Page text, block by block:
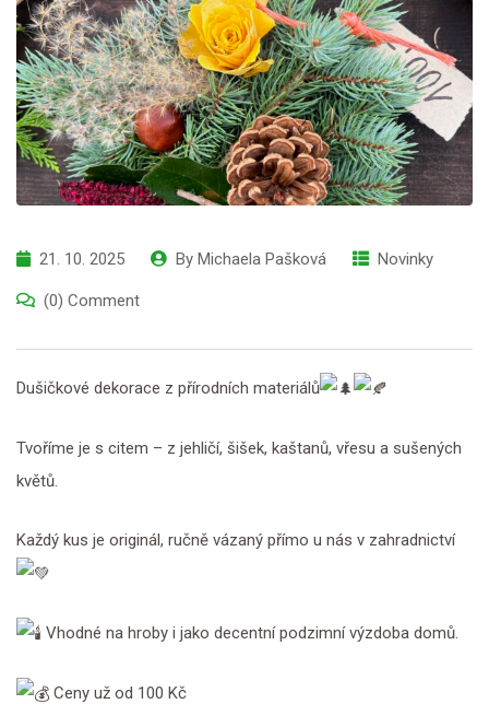
21. 10. 2025 By Michaela Pašková Novinky
(0) Comment
Dušičkové dekorace z přírodních materiálů
Tvoříme je s citem – z jehličí, šišek, kaštanů, vřesu a sušených
květů.
Každý kus je originál, ručně vázaný přímo u nás v zahradnictví
Vhodné na hroby i jako decentní podzimní výzdoba domů.
Ceny už od 100 Kč